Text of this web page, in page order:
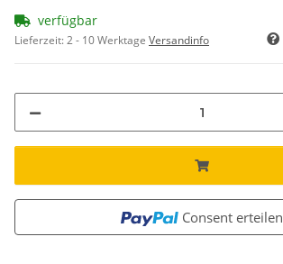
verfügbar
Lieferzeit:2 - 10 Werktage Versandinfo
Consent erteilen